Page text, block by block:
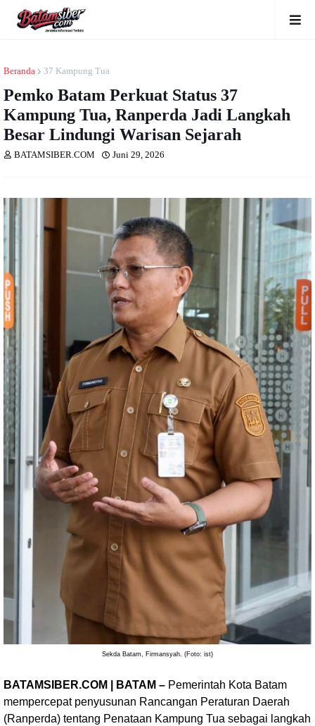
Beranda 37 Kampung Tua
Pemko Batam Perkuat Status 37
Kampung Tua, Ranperda Jadi Langkah
Besar Lindungi Warisan Sejarah
BATAMSIBER.COM Juni 29, 2026
Sekda Batam, Firmansyah. (Foto: ist)
BATAMSIBER.COM | BATAM – Pemerintah Kota Batam
mempercepat penyusunan Rancangan Peraturan Daerah
(Ranperda) tentang Penataan Kampung Tua sebagai langkah